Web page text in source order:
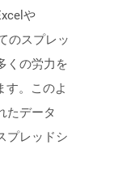
や
のスプレッ
くの労力を
す。このよ
たデータ
プレッドシ